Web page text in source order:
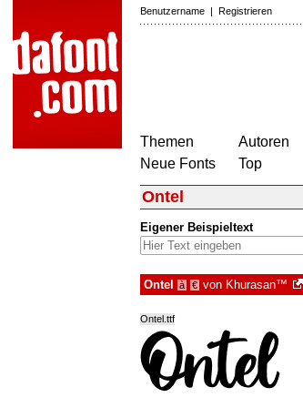
Benutzername | Registrieren
Themen
Neue Fonts
Autoren
Top
Ontel
Eigener Beispieltext
Ontel à € von Khurasan™
Ontel.ttf